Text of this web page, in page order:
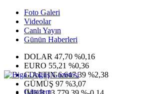
Foto Galeri
Videolar
Canlı Yayın
Günün Haberleri
DOLAR 47,70 %0,16
EURO 55,21 %0,36
G.ALTIN6.647,39 %2,38
GÜMÜŞ 97 %3,07
Gündem